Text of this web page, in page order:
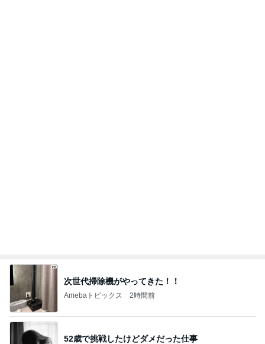
52歳で挑戦したけどダメだった仕事
Amebaトピックス 16時間前
一緒にいたくない夫との誕生日